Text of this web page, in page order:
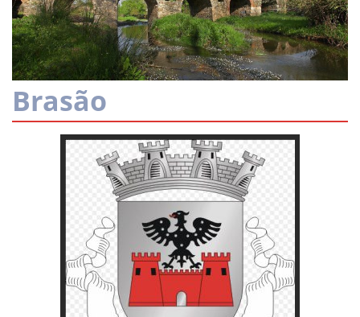
Brasão